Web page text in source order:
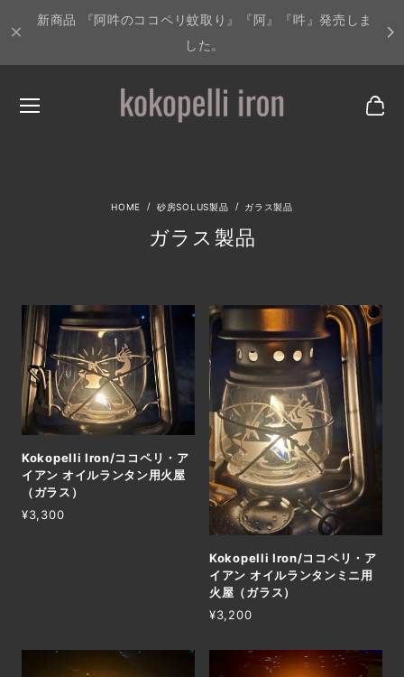
新商品 『阿吽のココペリ蚊取り』『阿』『吽』発売しま
した。
砂房SOLUS製品 ガラス製品
ガラス製品
Kokopelli Iron/ココペリ・ア
イアン オイルランタン用火屋
（ガラス）
¥3,300
Kokopelli Iron/ココペリ・ア
イアン オイルランタンミニ用
火屋（ガラス）
¥3,200